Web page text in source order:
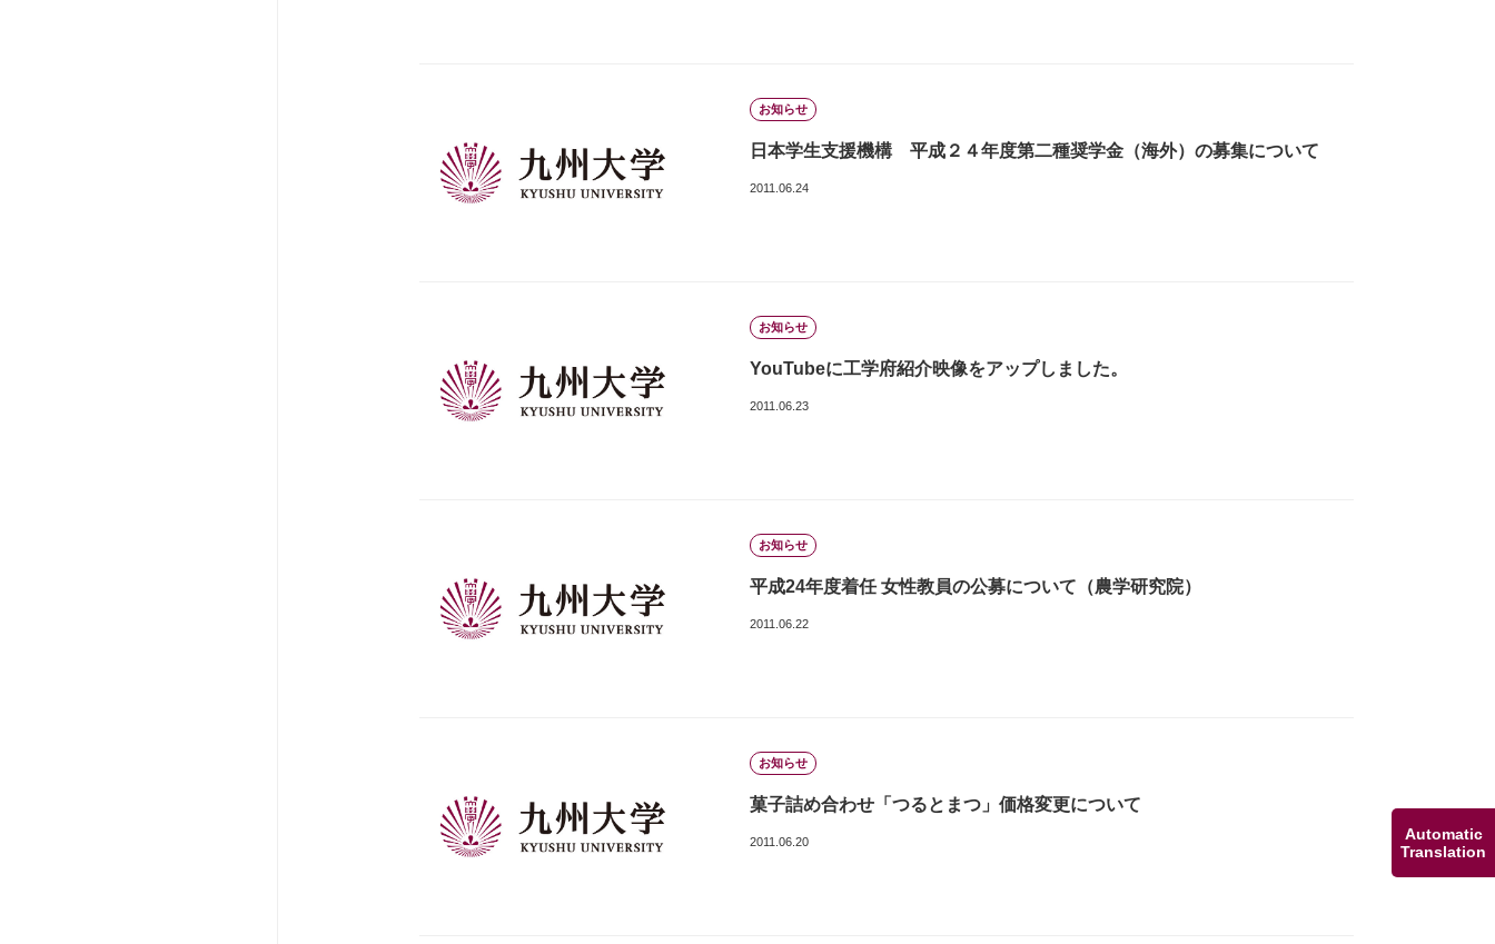
Automatic
Translation
お知らせ
日本学生支援機構 平成２４年度第二種奨学金（海外）の募集について
2011.06.24
お知らせ
YouTubeに工学府紹介映像をアップしました。
2011.06.23
お知らせ
平成24年度着任 女性教員の公募について（農学研究院）
2011.06.22
お知らせ
菓子詰め合わせ「つるとまつ」価格変更について
2011.06.20